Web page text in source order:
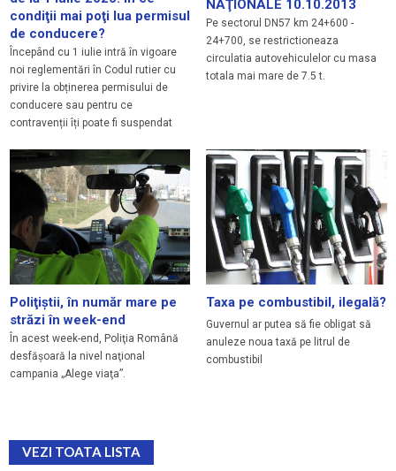
condiţii mai poţi lua permisul
de conducere?
Începând cu 1 iulie intră în vigoare
noi reglementări în Codul rutier cu
privire la obținerea permisului de
conducere sau pentru ce
contravenții îți poate fi suspendat
NAŢIONALE 10.10.2013
Pe sectorul DN57 km 24+600 -
24+700, se restrictioneaza
circulatia autovehiculelor cu masa
totala mai mare de 7.5 t.
Poliţiştii, în număr mare pe
străzi în week-end
În acest week-end, Poliţia Română
desfăşoară la nivel naţional
campania „Alege viaţa”.
Taxa pe combustibil, ilegală?
Guvernul ar putea să fie obligat să
anuleze noua taxă pe litrul de
combustibil
VEZI TOATA LISTA